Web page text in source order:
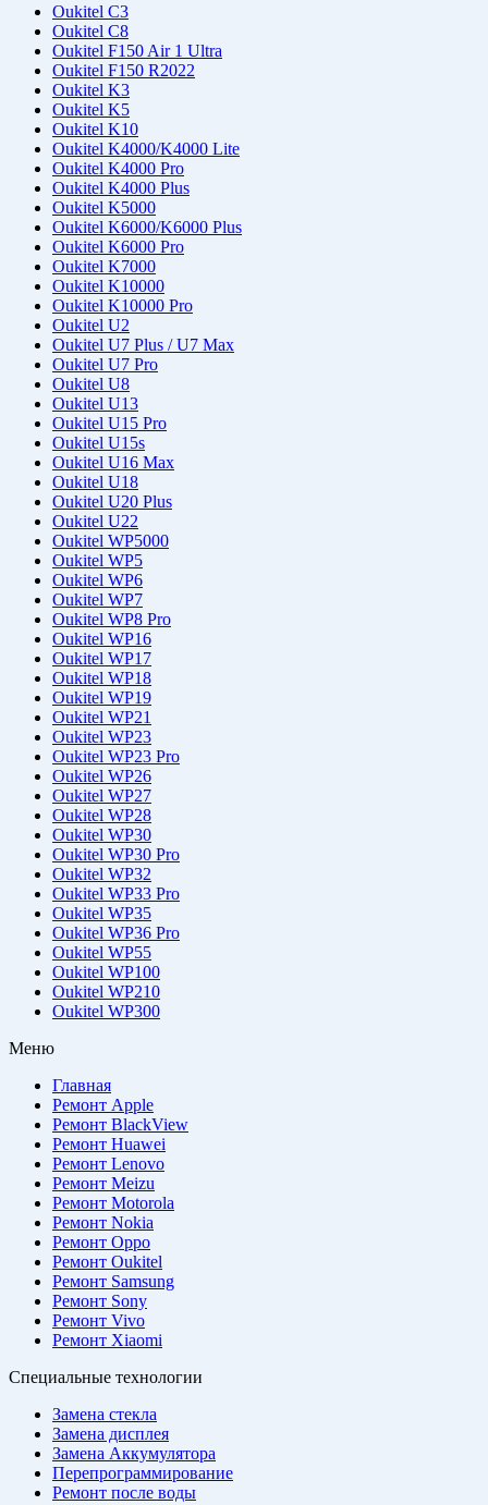
Oukitel C3
Oukitel C8
Oukitel F150 Air 1 Ultra
Oukitel F150 R2022
Oukitel K3
Oukitel K5
Oukitel K10
Oukitel K4000/K4000 Lite
Oukitel K4000 Pro
Oukitel K4000 Plus
Oukitel K5000
Oukitel K6000/K6000 Plus
Oukitel K6000 Pro
Oukitel K7000
Oukitel K10000
Oukitel K10000 Pro
Oukitel U2
Oukitel U7 Plus / U7 Max
Oukitel U7 Pro
Oukitel U8
Oukitel U13
Oukitel U15 Pro
Oukitel U15s
Oukitel U16 Max
Oukitel U18
Oukitel U20 Plus
Oukitel U22
Oukitel WP5000
Oukitel WP5
Oukitel WP6
Oukitel WP7
Oukitel WP8 Pro
Oukitel WP16
Oukitel WP17
Oukitel WP18
Oukitel WP19
Oukitel WP21
Oukitel WP23
Oukitel WP23 Pro
Oukitel WP26
Oukitel WP27
Oukitel WP28
Oukitel WP30
Oukitel WP30 Pro
Oukitel WP32
Oukitel WP33 Pro
Oukitel WP35
Oukitel WP36 Pro
Oukitel WP55
Oukitel WP100
Oukitel WP210
Oukitel WP300
Меню
Главная
Ремонт Apple
Ремонт BlackView
Ремонт Huawei
Ремонт Lenovo
Ремонт Meizu
Ремонт Motorola
Ремонт Nokia
Ремонт Oppo
Ремонт Oukitel
Ремонт Samsung
Ремонт Sony
Ремонт Vivo
Ремонт Xiaomi
Специальные технологии
Замена стекла
Замена дисплея
Замена Аккумулятора
Перепрограммирование
Ремонт после воды